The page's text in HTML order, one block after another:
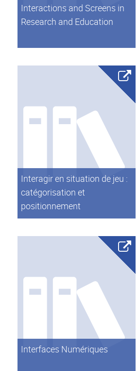
Interactions and Screens in
Research and Education
Interagir en situation de jeu :
catégorisation et
positionnement
Interfaces Numériques